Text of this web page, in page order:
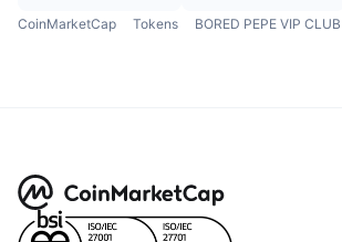
CoinMarketCap Tokens BORED PEPE VIP CLUB